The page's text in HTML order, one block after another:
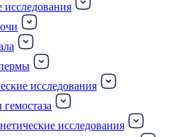
исследования
исследования
исследования